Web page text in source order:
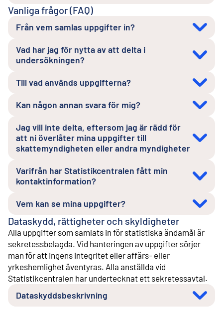
Vanliga frågor (FAQ)
Från vem samlas uppgifter in?
Vad har jag för nytta av att delta i
undersökningen?
Till vad används uppgifterna?
Kan någon annan svara för mig?
Jag vill inte delta, eftersom jag är rädd för
att ni överlåter mina uppgifter till
skattemyndigheten eller andra myndigheter
Varifrån har Statistikcentralen fått min
kontaktinformation?
Vem kan se mina uppgifter?
Dataskydd, rättigheter och skyldigheter
Alla uppgifter som samlats in för statistiska ändamål är
sekretessbelagda. Vid hanteringen av uppgifter sörjer
man för att ingens integritet eller affärs- eller
yrkeshemlighet äventyras. Alla anställda vid
Statistikcentralen har undertecknat ett sekretessavtal.
Dataskyddsbeskrivning